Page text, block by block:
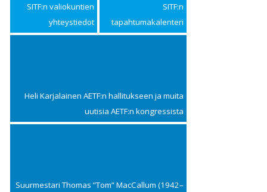
SITF:n valiokuntien
yhteystiedot
SITF:n
tapahtumakalenteri
Heli Karjalainen AETF:n hallitukseen ja muita
uutisia AETF:n kongressista
Suurmestari Thomas ”Tom” MacCallum (1942–